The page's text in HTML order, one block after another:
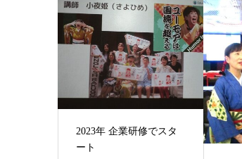
2023年 企業研修でスタ
ート